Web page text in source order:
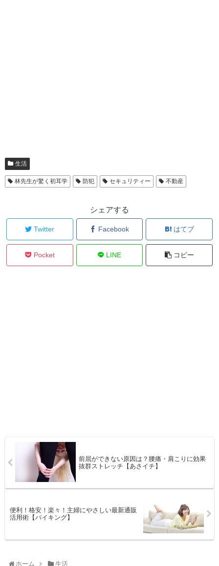
生活
林先生が驚く初耳学 防犯 セキュリティー 不動産
シェアする
Twitter Facebook はてブ
Pocket LINE コピー
前屈ができない原因は？腰痛・肩こりに効果
抜群ストレッチ【あさイチ】
便利！格安！楽々！主婦にやさしい最新通販
活用術【バイキング】
ホーム 生活